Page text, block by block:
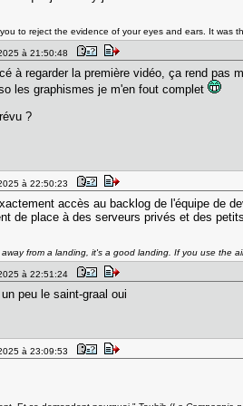
to reject the evidence of your eyes and ears. It was
à 21:50:48
à regarder la première vidéo, ça rend pas
les graphismes je m'en fout complet
?
à 22:50:23
accès au backlog de l'équipe de
de place à des serveurs privés et des
away from a landing, it's a good landing. If you use the
à 22:51:24
peu le saint-graal oui
à 23:09:53